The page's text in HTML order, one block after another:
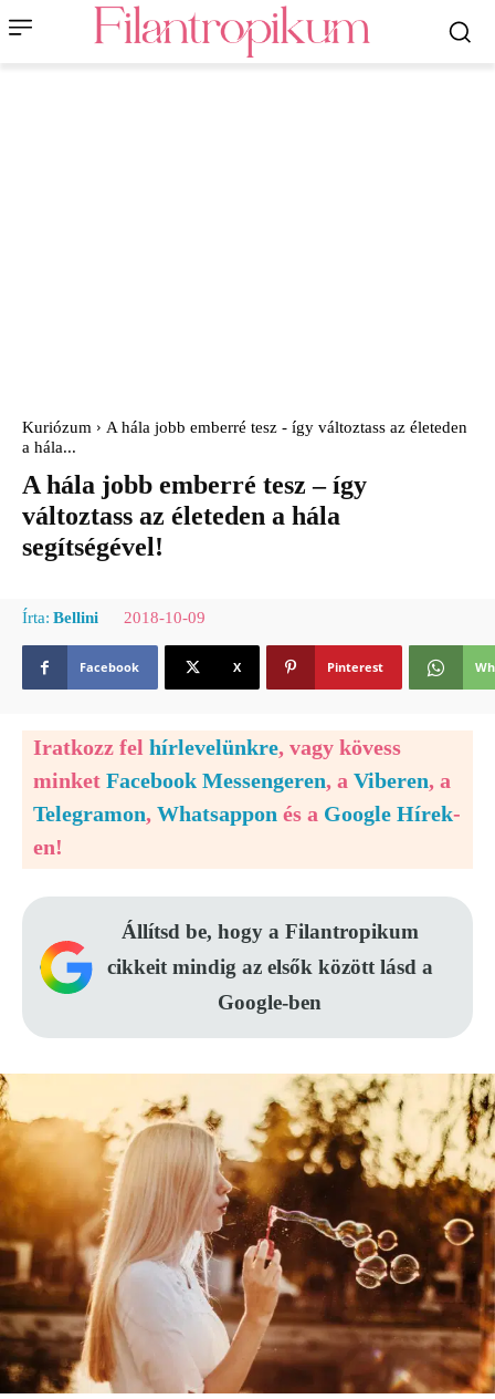
Kuriózum
A hála jobb emberré tesz - így változtass az életeden
a hála...
A hála jobb emberré tesz – így
változtass az életeden a hála
segítségével!
Írta: Bellini 2018-10-09
Facebook X Pinterest
Iratkozz fel hírlevelünkre, vagy kövess
minket Facebook Messengeren, a Viberen, a
Telegramon, Whatsappon és a Google Hírek-
en!
Állítsd be, hogy a Filantropikum
cikkeit mindig az elsők között lásd a
Google-ben